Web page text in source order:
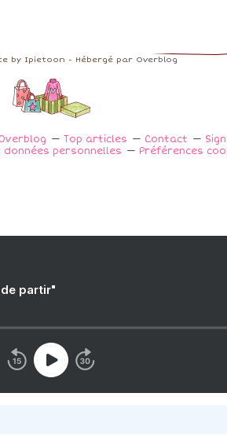
by Ipietoon - Hébergé par Overblog
Top articles Contact
données personnelles Préférences
partir"